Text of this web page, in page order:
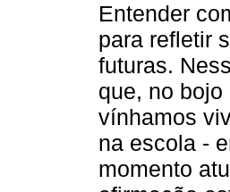
Entender
para refletir
futuras.
que, no
vínhamos
na escola -
momento